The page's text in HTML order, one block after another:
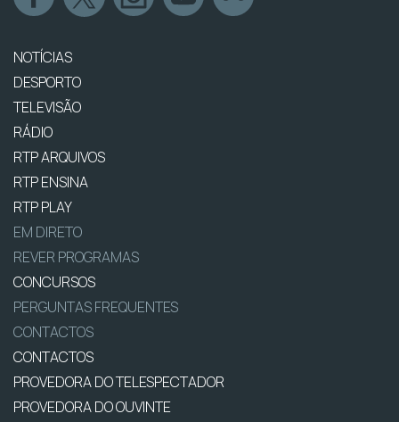
NOTÍCIAS
DESPORTO
TELEVISÃO
RÁDIO
RTP ARQUIVOS
RTP ENSINA
RTP PLAY
EM DIRETO
REVER PROGRAMAS
CONCURSOS
PERGUNTAS FREQUENTES
CONTACTOS
CONTACTOS
PROVEDORA DO TELESPECTADOR
PROVEDORA DO OUVINTE